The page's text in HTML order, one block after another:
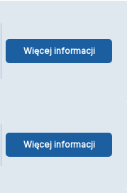
Więcej informacji
Więcej informacji